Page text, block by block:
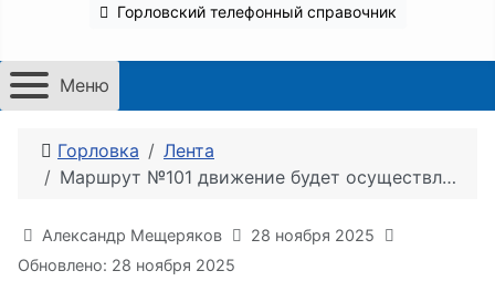
Горловский телефонный справочник
Меню
Горловка
Лента
Маршрут №101 движение будет осуществляться одним автобусом по графику № 2
Информация о материале
Александр Мещеряков
28 ноября 2025
Обновлено: 28 ноября 2025